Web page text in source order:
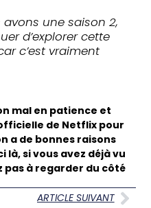
avons une saison 2,
d’explorer cette
c’est vraiment
mal en patience et
de Netflix pour
a de bonnes raisons
là, si vous avez déjà vu
pas à regarder du côté
ARTICLE SUIVANT